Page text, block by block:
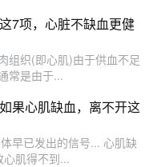
7项，心脏不缺血更健
组织(即心肌)由于供血不足
常是由于...
果心肌缺血，离不开这
早已发出的信号... 心肌缺
肌得不到...